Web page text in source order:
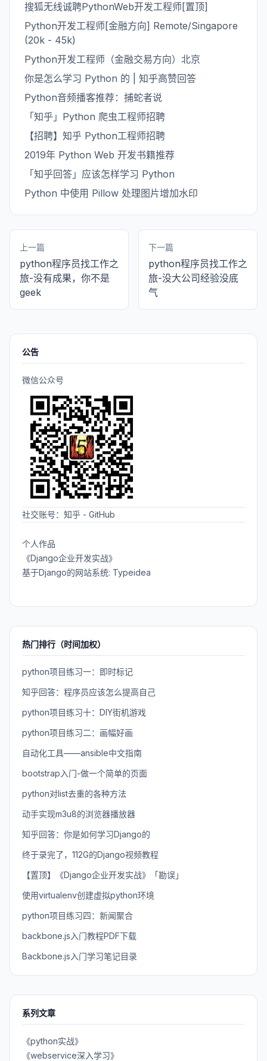
搜狐无线诚聘PythonWeb开发工程师[置顶]
Python开发工程师[金融方向] Remote/Singapore
(20k - 45k)
Python开发工程师（金融交易方向）北京
你是怎么学习 Python 的 | 知乎高赞回答
Python音频播客推荐：捕蛇者说
「知乎」Python 爬虫工程师招聘
【招聘】知乎 Python工程师招聘
2019年 Python Web 开发书籍推荐
「知乎回答」应该怎样学习 Python
Python 中使用 Pillow 处理图片增加水印
上一篇
python程序员找工作之
旅-没有成果，你不是
geek
下一篇
python程序员找工作之
旅-没大公司经验没底
气
公告
微信公众号
社交账号： 知乎 - GitHub
个人作品
《Django企业开发实战》
基于Django的网站系统: Typeidea
热门排行（时间加权）
python项目练习一：即时标记
知乎回答：程序员应该怎么提高自己
python项目练习十：DIY街机游戏
python项目练习二：画幅好画
自动化工具——ansible中文指南
bootstrap入门-做一个简单的页面
python对list去重的各种方法
动手实现m3u8的浏览器播放器
知乎回答：你是如何学习Django的
终于录完了，112G的Django视频教程
【置顶】《Django企业开发实战》「勘误」
使用virtualenv创建虚拟python环境
python项目练习四：新闻聚合
backbone.js入门教程PDF下载
Backbone.js入门学习笔记目录
系列文章
《python实战》
《webservice深入学习》